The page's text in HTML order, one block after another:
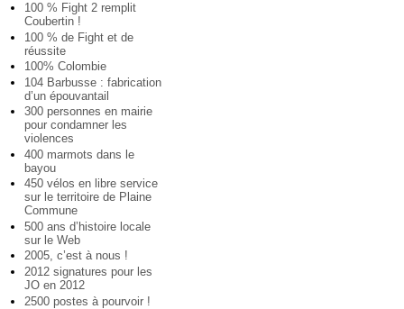
100 % Fight 2 remplit
Coubertin !
100 % de Fight et de
réussite
100% Colombie
104 Barbusse : fabrication
d’un épouvantail
300 personnes en mairie
pour condamner les
violences
400 marmots dans le
bayou
450 vélos en libre service
sur le territoire de Plaine
Commune
500 ans d’histoire locale
sur le Web
2005, c’est à nous !
2012 signatures pour les
JO en 2012
2500 postes à pourvoir !